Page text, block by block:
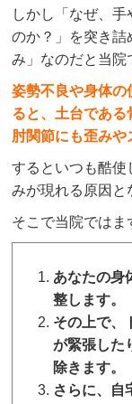
しかし「なぜ、
のか？」を突き詰
み」なのだと当院
姿勢不良や身体の
ると、土台である
肘関節にも歪みや
するといつも酷使
みが現れる原因と
そこで当院ではま
あなたの身
整します。
その上で、
が緊張した
除きます。
さらに、自